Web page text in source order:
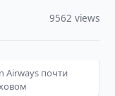
9562 views
Airways почти